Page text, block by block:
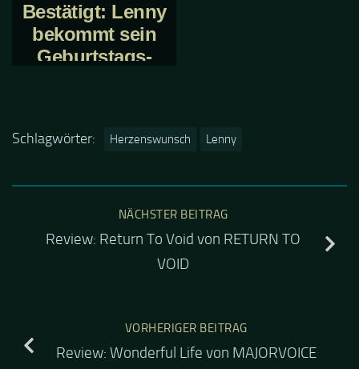
Bestätigt: Lenny
bekommt sein
Geburtstags-
Schlagwörter: Herzenswunsch Lenny
NÄCHSTER BEITRAG
Review: Return To Void von RETURN TO
VOID
VORHERIGER BEITRAG
Review: Wonderful Life von MAJORVOICE